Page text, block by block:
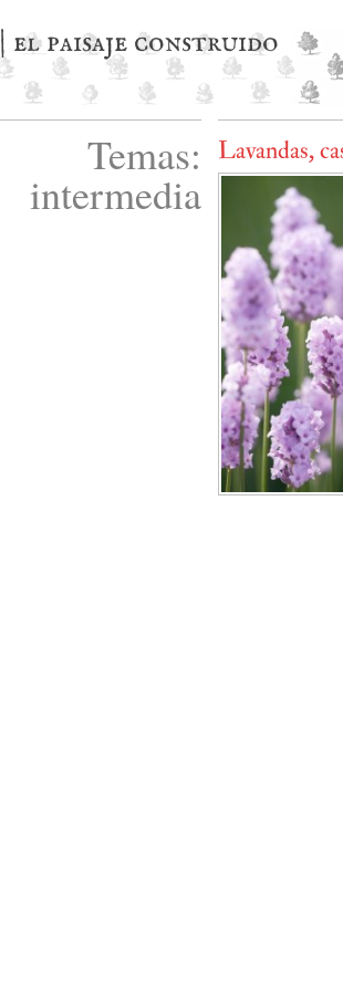
| el paisaje construido
Temas:
intermedia
Lavandas,